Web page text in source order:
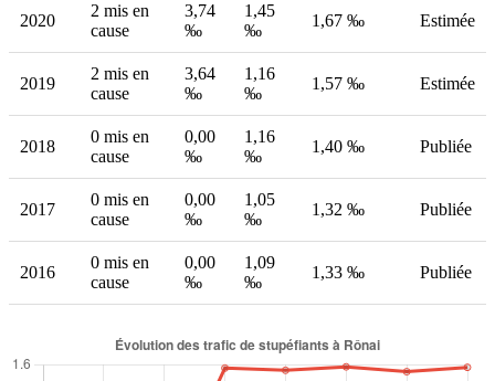
2020
2 mis en
cause
3,74
‰
1,45
‰
1,67 ‰ Estimée
2019
2 mis en
cause
3,64
‰
1,16
‰
1,57 ‰ Estimée
2018
0 mis en
cause
0,00
‰
1,16
‰
1,40 ‰ Publiée
2017
0 mis en
cause
0,00
‰
1,05
‰
1,32 ‰ Publiée
2016
0 mis en
cause
0,00
‰
1,09
‰
1,33 ‰ Publiée